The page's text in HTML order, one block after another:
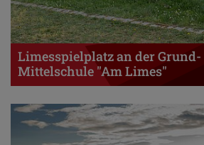
Limesspielplatz an der
Mittelschule "Am Limes"